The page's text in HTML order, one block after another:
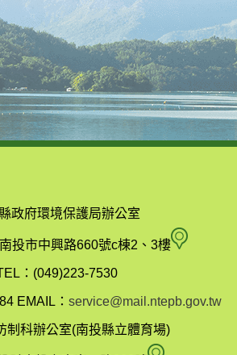
政府環境保護局辦公室
投市中興路660號c棟2、3樓 南
縣
：(049)223-7530
EMAIL： service@mail.ntepb.gov.tw
制科辦公室(南投縣立體育場)